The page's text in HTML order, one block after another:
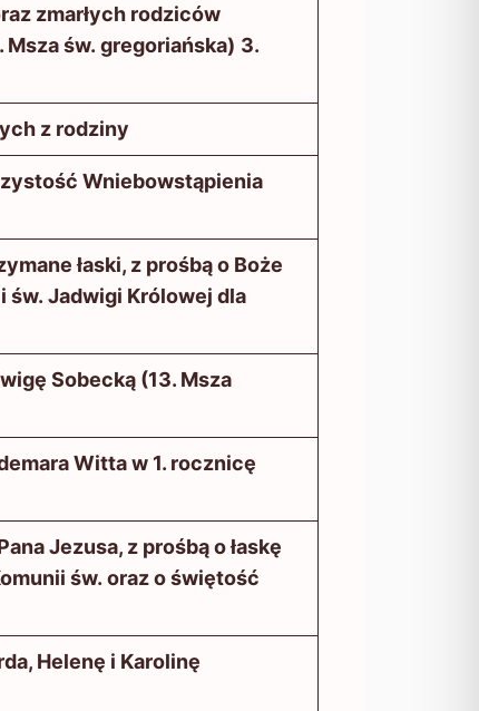
zmarłych rodziców
Msza św. gregoriańska) 3.
z rodziny
Wniebowstąpienia
łaski, z prośbą o Boże
św. Jadwigi Królowej dla
Sobecką (13. Msza
Witta w 1. rocznicę
Jezusa, z prośbą o łaskę
św. oraz o świętość
Helenę i Karolinę